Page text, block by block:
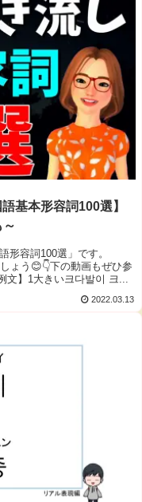
基本形容詞100選】
形容詞100選」です。
ょう😊👇下の動画もぜひ参
文】1大きい크다발이 크...
2022.03.13